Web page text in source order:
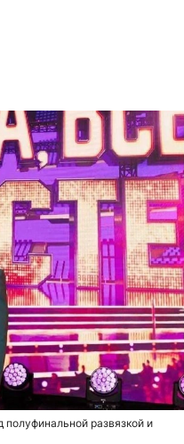
полуфинальной развязкой и